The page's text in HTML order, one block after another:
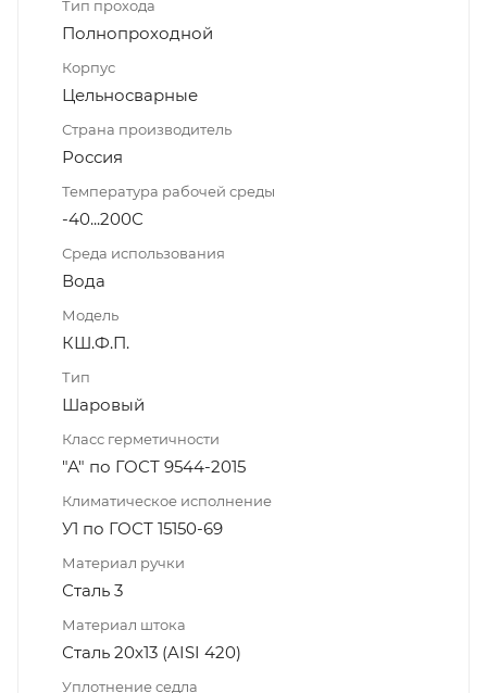
Тип прохода
Полнопроходной
Корпус
Цельносварные
Страна производитель
Россия
Температура рабочей среды
-40...200С
Среда использования
Вода
Модель
КШ.Ф.П.
Тип
Шаровый
Класс герметичности
"А" по ГОСТ 9544-2015
Климатическое исполнение
У1 по ГОСТ 15150-69
Материал ручки
Сталь 3
Материал штока
Сталь 20х13 (AISI 420)
Уплотнение седла